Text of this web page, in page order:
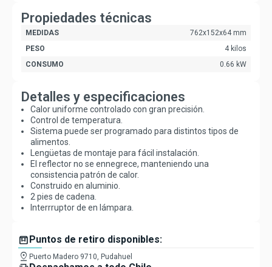
Propiedades técnicas
MEDIDAS
762x152x64 mm
PESO
4 kilos
CONSUMO
0.66 kW
Detalles y especificaciones
Calor uniforme controlado con gran precisión.
Control de temperatura.
Sistema puede ser programado para distintos tipos de
alimentos.
Lengüetas de montaje para fácil instalación.
El reflector no se ennegrece, manteniendo una
consistencia patrón de calor.
Construido en aluminio.
2 pies de cadena.
Interrruptor de en lámpara.
boxPuntos de retiro disponibles:
pin_drop Puerto Madero 9710, Pudahuel